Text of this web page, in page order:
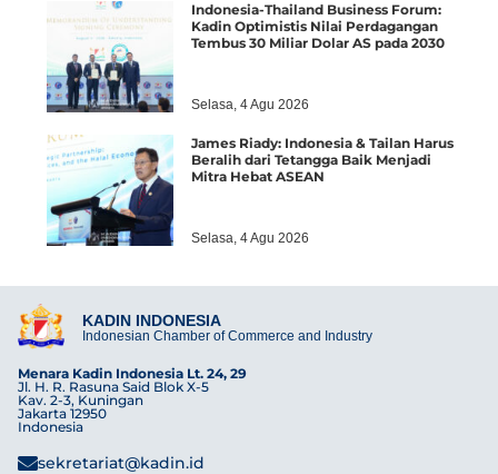
Indonesia-Thailand Business Forum:
Kadin Optimistis Nilai Perdagangan
Tembus 30 Miliar Dolar AS pada 2030
Selasa, 4 Agu 2026
James Riady: Indonesia & Tailan Harus
Beralih dari Tetangga Baik Menjadi
Mitra Hebat ASEAN
Selasa, 4 Agu 2026
KADIN INDONESIA
Indonesian Chamber of Commerce and Industry
Menara Kadin Indonesia Lt. 24, 29
Jl. H. R. Rasuna Said Blok X-5
Kav. 2-3, Kuningan
Jakarta 12950
Indonesia
sekretariat@kadin.id